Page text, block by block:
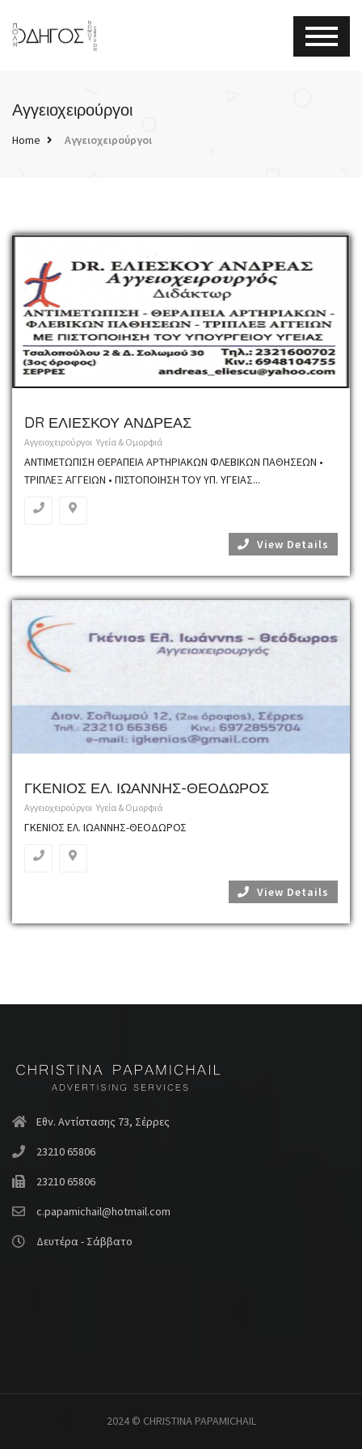
Αγγειοχειρούργοι
Home Αγγειοχειρούργοι
DR ΕΛΙΕΣΚΟΥ ΑΝΔΡΕΑΣ
Αγγειοχειρούργοι Υγεία & Ομορφιά
ΑΝΤΙΜΕΤΩΠΙΣΗ ΘΕΡΑΠΕΙΑ ΑΡΤΗΡΙΑΚΩΝ ΦΛΕΒΙΚΩΝ ΠΑΘΗΣΕΩΝ •
ΤΡΙΠΛΕΞ ΑΓΓΕΙΩΝ • ΠΙΣΤΟΠΟΙΗΣΗ ΤΟΥ ΥΠ. ΥΓΕΙΑΣ...
View Details
ΓΚΕΝΙΟΣ ΕΛ. ΙΩΑΝΝΗΣ-ΘΕΟΔΩΡΟΣ
Αγγειοχειρούργοι Υγεία & Ομορφιά
ΓΚΕΝΙΟΣ ΕΛ. ΙΩΑΝΝΗΣ-ΘΕΟΔΩΡΟΣ
View Details
Εθν. Αντίστασης 73, Σέρρες
23210 65806
23210 65806
c.papamichail@hotmail.com
Δευτέρα - Σάββατο
2024 © CHRISTINA PAPAMICHAIL